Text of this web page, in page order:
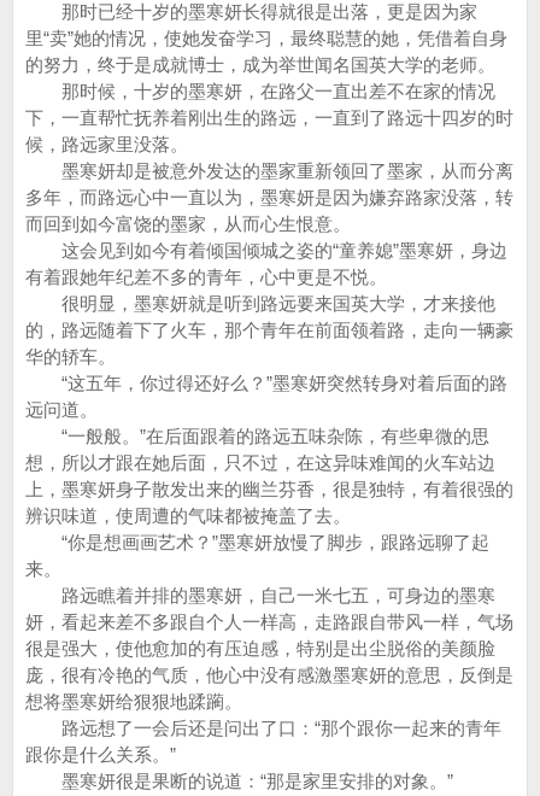
那时已经十岁的墨寒妍长得就很是出落，更是因为家
里“卖”她的情况，使她发奋学习，最终聪慧的她，凭借着自身
的努力，终于是成就博士，成为举世闻名国英大学的老师。
那时候，十岁的墨寒妍，在路父一直出差不在家的情况
下，一直帮忙抚养着刚出生的路远，一直到了路远十四岁的时
候，路远家里没落。
墨寒妍却是被意外发达的墨家重新领回了墨家，从而分离
多年，而路远心中一直以为，墨寒妍是因为嫌弃路家没落，转
而回到如今富饶的墨家，从而心生恨意。
这会见到如今有着倾国倾城之姿的“童养媳”墨寒妍，身边
有着跟她年纪差不多的青年，心中更是不悦。
很明显，墨寒妍就是听到路远要来国英大学，才来接他
的，路远随着下了火车，那个青年在前面领着路，走向一辆豪
华的轿车。
“这五年，你过得还好么？”墨寒妍突然转身对着后面的路
远问道。
“一般般。”在后面跟着的路远五味杂陈，有些卑微的思
想，所以才跟在她后面，只不过，在这异味难闻的火车站边
上，墨寒妍身子散发出来的幽兰芬香，很是独特，有着很强的
辨识味道，使周遭的气味都被掩盖了去。
“你是想画画艺术？”墨寒妍放慢了脚步，跟路远聊了起
来。
路远瞧着并排的墨寒妍，自己一米七五，可身边的墨寒
妍，看起来差不多跟自个人一样高，走路跟自带风一样，气场
很是强大，使他愈加的有压迫感，特别是出尘脱俗的美颜脸
庞，很有冷艳的气质，他心中没有感激墨寒妍的意思，反倒是
想将墨寒妍给狠狠地蹂躏。
路远想了一会后还是问出了口：“那个跟你一起来的青年
跟你是什么关系。”
墨寒妍很是果断的说道：“那是家里安排的对象。”